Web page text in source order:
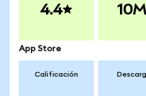
4.4
App Store
Calificación